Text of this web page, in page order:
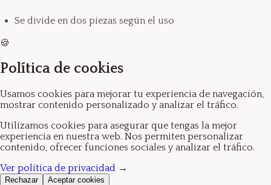
Se divide en dos piezas según el uso
🍪
Política de cookies
Usamos cookies para mejorar tu experiencia de navegación,
mostrar contenido personalizado y analizar el tráfico.
Utilizamos cookies para asegurar que tengas la mejor
experiencia en nuestra web. Nos permiten personalizar
contenido, ofrecer funciones sociales y analizar el tráfico.
Ver política de privacidad →
Rechazar Aceptar cookies